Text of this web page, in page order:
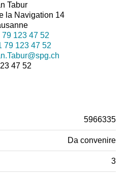
Tabur
la Navigation 14
79 123 47 52
79 123 47 52
47 52
5966335
Da convenire
3